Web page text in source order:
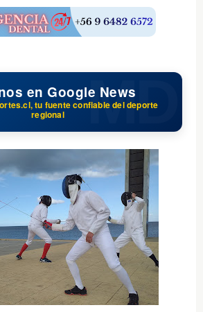
en Google News
tu fuente confiable del deporte
regional